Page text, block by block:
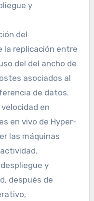
y
del
la replicación entre
del del ancho de
asociados al
de datos.
en
en vivo de Hyper-
las máquinas
y
después de